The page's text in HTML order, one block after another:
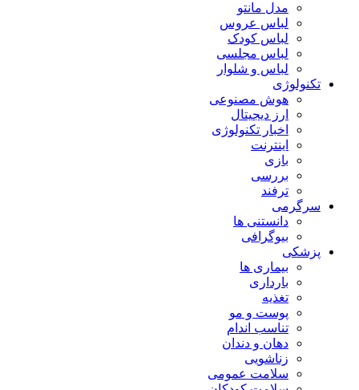
مدل مانتو
لباس عروس
لباس کودک
لباس مجلسی
لباس و شلوار
تکنولوژی
هوش مصنوعی
ارز دیجیتال
اخبار تکنولوژی
اینترنت
بازی
بررسی
ترفند
سرگرمی
دانستنی ها
بیوگرافی
پزشکی
بیماری ها
بارداری
تغذیه
پوست و مو
تناسب اندام
دهان و دندان
زناشویی
سلامت عمومی